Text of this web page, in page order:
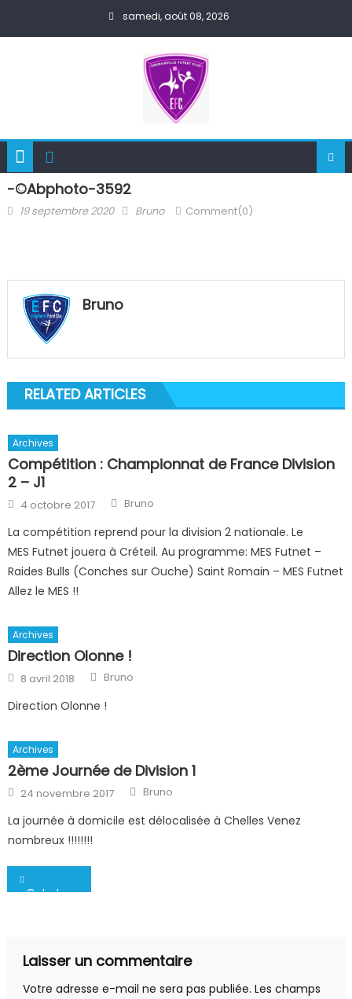
samedi, août 08, 2026
-©abphoto-3592
Posted
19 septembre 2020 Author
Bruno Comment(0)
Bruno
RELATED ARTICLES
Archives
Compétition : Championnat de France Division
2 – J1
Posted
on
4 octobre 2017 Author
Bruno
La compétition reprend pour la division 2 nationale. Le
MES Futnet jouera à Créteil. Au programme: MES Futnet –
Raides Bulls (Conches sur Ouche) Saint Romain – MES Futnet
Allez le MES !!
Archives
Direction Olonne !
Posted
on
8 avril 2018 Author
Bruno
Direction Olonne !
Archives
2ème Journée de Division 1
Posted
on
24 novembre 2017 Author
Bruno
La journée à domicile est délocalisée à Chelles Venez
nombreux !!!!!!!!
Navigation
-©abphoto-3592
Laisser un commentaire
Votre adresse e-mail ne sera pas publiée. Les champs